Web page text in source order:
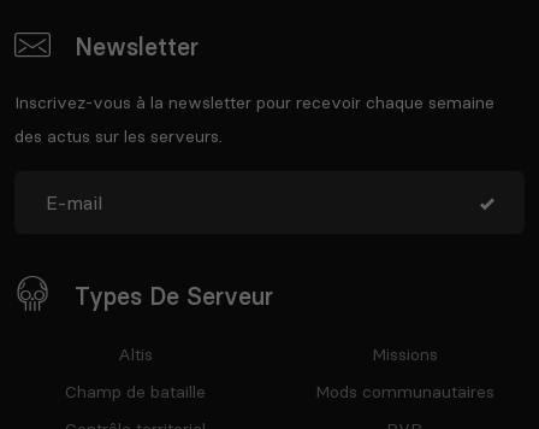
Newsletter
Inscrivez-vous à la newsletter pour recevoir chaque semaine
des actus sur les serveurs.
Types De Serveur
Altis
Champ de bataille
Missions
Mods communautaires